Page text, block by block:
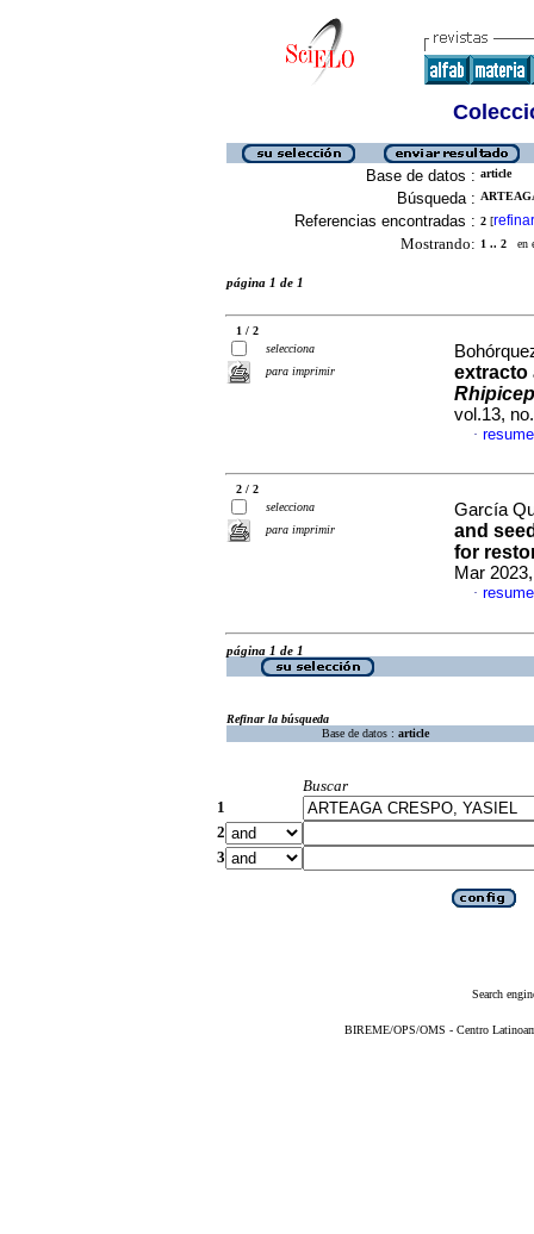
Base de datos : article
Búsqueda :
Referencias encontradas : 2 [refinar
Mostrando: 1 .. 2 en
página 1 de 1
1 / 2
selecciona
para imprimir
extracto
vol.13,
·
2 / 2
selecciona
para imprimir
García
and
for
Mar
·
página 1 de 1
Refinar la búsqueda
Base de datos : article
Buscar
1
2
3
Search
BIREME/OPS/OMS - Centro